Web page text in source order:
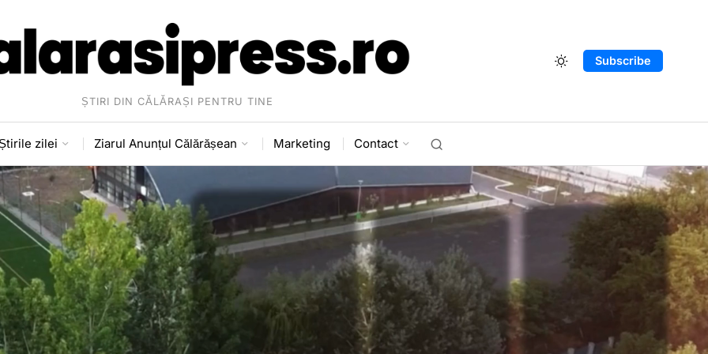
ȘTIRI DIN CĂLĂRAȘI PENTRU TINE
Subscribe
zilei Ziarul Anunțul Călărășean Marketing Contact